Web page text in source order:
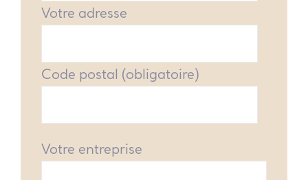
Votre adresse
Code postal (obligatoire)
Votre entreprise